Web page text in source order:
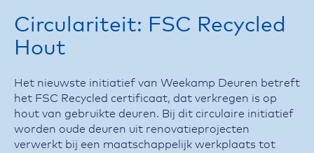
Circulariteit: FSC Recycled
Hout
Het nieuwste initiatief van Weekamp Deuren betreft
het FSC Recycled certificaat, dat verkregen is op
hout van gebruikte deuren. Bij dit circulaire initiatief
worden oude deuren uit renovatieprojecten
verwerkt bij een maatschappelijk werkplaats tot